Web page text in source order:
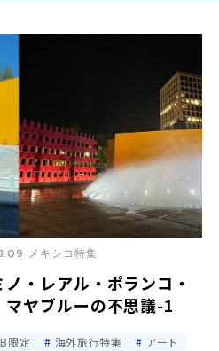
a
y
V
i
・レアル・ポランコ・
ヤブルーの不思議-1
メキシコ特集
限定 海外旅行特集 アート